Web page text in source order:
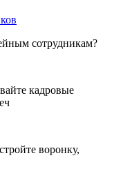
сотрудникам?
кадровые
воронку,